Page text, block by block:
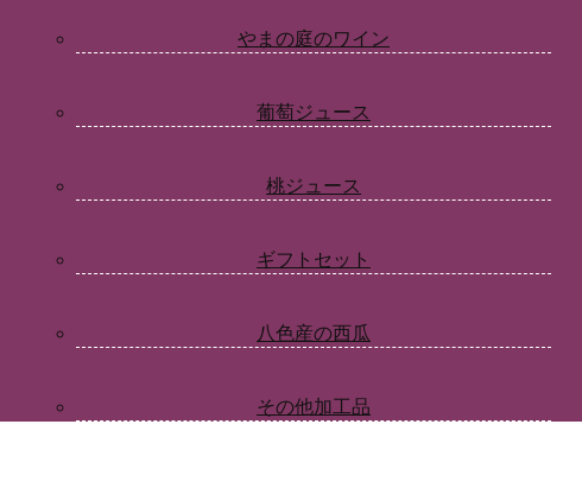
やまの庭のワイン
葡萄ジュース
桃ジュース
ギフトセット
八色産の西瓜
その他加工品